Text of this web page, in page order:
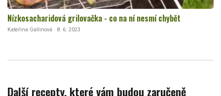
Nízkosacharidová grilovačka - co na ní nesmí chybět
Kateřina Gallinová · 8. 6. 2023
Další recepty, které vám budou zaručeně